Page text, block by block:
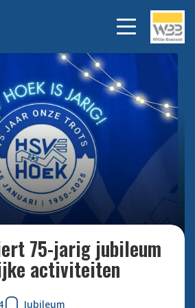
Bekijk alle foto's
75-jarig jubileum
activiteiten
Jubileum